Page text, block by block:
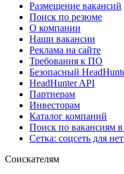
Размещение вакансий
Поиск по резюме
О компании
Наши вакансии
Реклама на сайте
Требования к ПО
Безопасный
HeadHunter API
Партнерам
Инвесторам
Каталог компаний
Поиск по вакансиям
Сетка: соцсеть для
Соискателям